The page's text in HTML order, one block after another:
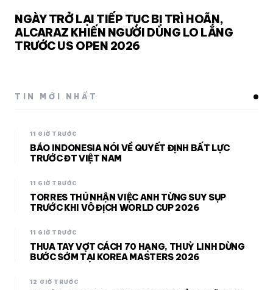
NGÀY TRỞ LẠI TIẾP TỤC BỊ TRÌ HOÃN,
ALCARAZ KHIẾN NGƯỜI DÙNG LO LẮNG
TRƯỚC US OPEN 2026
TIN MỚI NHẤT
11 GIỜ TRƯỚC
BÁO INDONESIA NÓI VỀ QUYẾT ĐỊNH BẤT LỰC
TRƯỚC ĐT VIỆT NAM
11 GIỜ TRƯỚC
TORRES THÚ NHẬN VIỆC ANH TỪNG SUY SỤP
TRƯỚC KHI VÔ ĐỊCH WORLD CUP 2026
11 GIỜ TRƯỚC
THUA TAY VỢT CÁCH 70 HẠNG, THUỲ LINH DỪNG
BƯỚC SỚM TẠI KOREA MASTERS 2026
12 GIỜ TRƯỚC